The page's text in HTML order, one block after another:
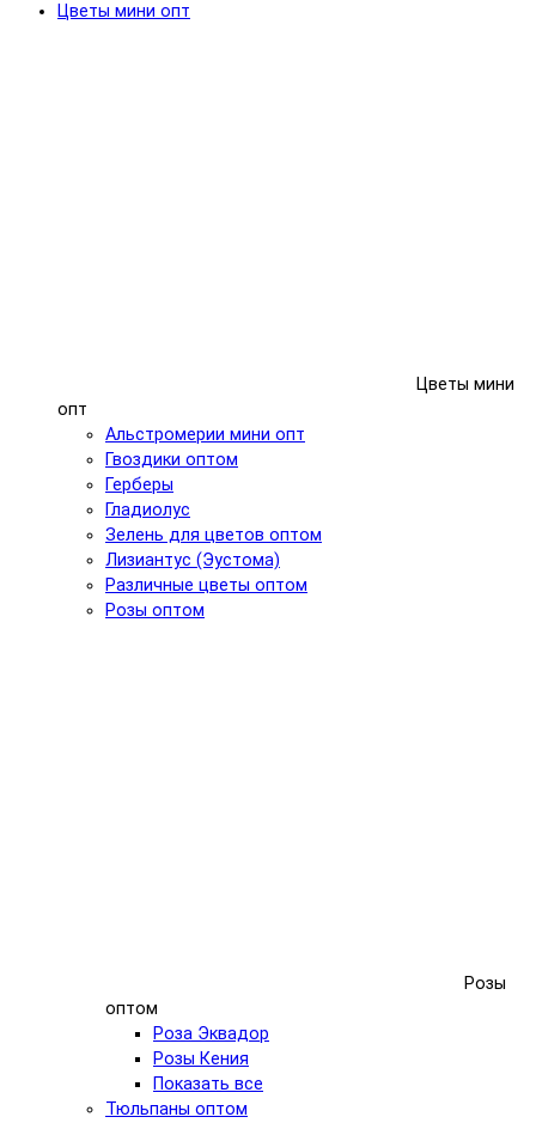
Цветы мини опт
Цветы мини
опт
Альстромерии мини опт
Гвоздики оптом
Герберы
Гладиолус
Зелень для цветов оптом
Лизиантус (Эустома)
Различные цветы оптом
Розы оптом
Розы
оптом
Роза Эквадор
Розы Кения
Показать все
Тюльпаны оптом